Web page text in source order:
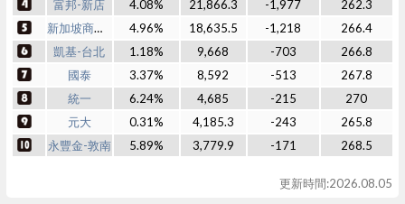
富邦-新店 4.08% 21,866.3 -1,977
262.3
新加坡商瑞銀
4.96% 18,635.5 -1,218
266.4
凱基-台北
1.18% 9,668 -703
266.8
國泰
3.37% 8,592 -513
267.8
統一
6.24% 4,685 -215
270
元大
0.31% 4,185.3 -243
265.8
永豐金-敦南
5.89% 3,779.9 -171 268.5
更新時間:2026.08.05